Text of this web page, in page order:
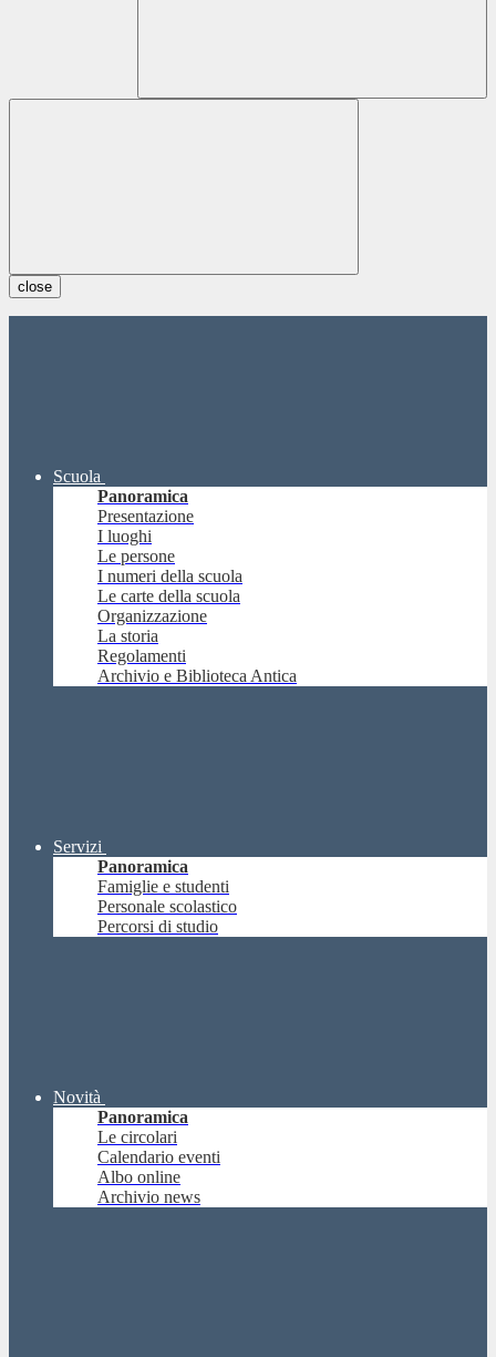
close
Scuola
Panoramica
Presentazione
I luoghi
Le persone
I numeri della scuola
Le carte della scuola
Organizzazione
La storia
Regolamenti
Archivio e Biblioteca Antica
Servizi
Panoramica
Famiglie e studenti
Personale scolastico
Percorsi di studio
Novità
Panoramica
Le circolari
Calendario eventi
Albo online
Archivio news